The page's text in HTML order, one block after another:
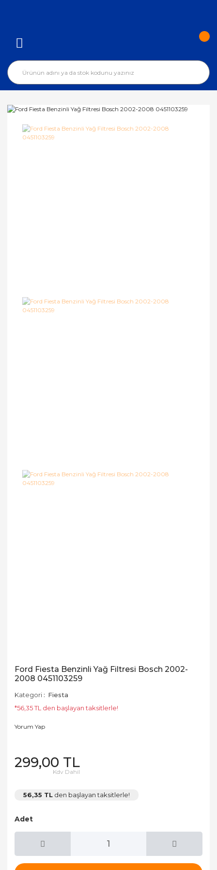
Ford Fiesta Benzinli Yağ Filtresi Bosch 2002-
2008 0451103259
Kategori
Fiesta
*56,35 TL den başlayan taksitlerle!
Yorum Yap
299,00 TL
Kdv Dahil
56,35 TL den başlayan taksitlerle!
Adet